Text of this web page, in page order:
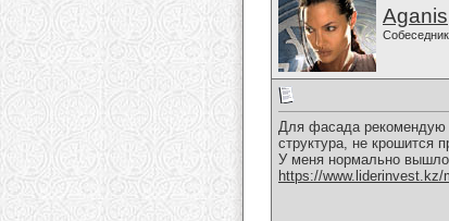
Aganis
Собеседник
Для фасада рекомендую
структура, не крошится
У меня нормально вышло
https://